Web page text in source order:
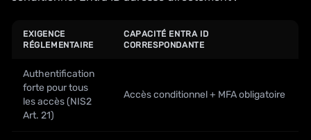
EXIGENCE
RÉGLEMENTAIRE
CAPACITÉ ENTRA ID
CORRESPONDANTE
Authentification
forte pour tous
les accès (NIS2
Art. 21)
Accès conditionnel + MFA obligatoire